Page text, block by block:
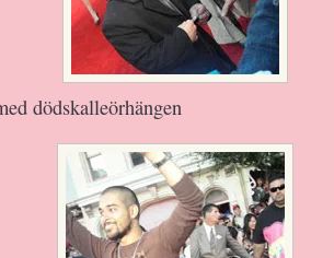
dödskalleörhängen